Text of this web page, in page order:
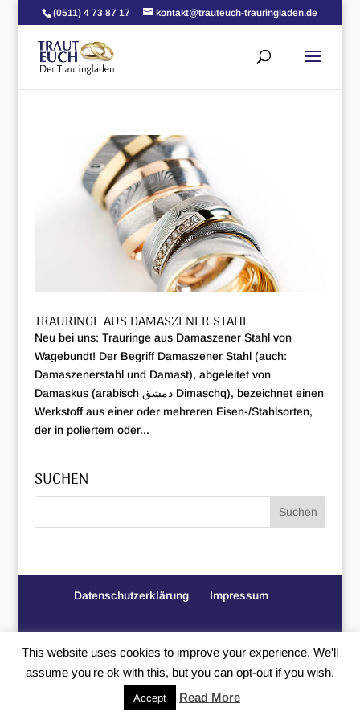
(0511) 4 73 87 17 kontakt@trauteuch-trauringladen.de
TRAURINGE AUS DAMASZENER STAHL
Neu bei uns: Trauringe aus Damaszener Stahl von
Wagebundt! Der Begriff Damaszener Stahl (auch:
Damaszenerstahl und Damast), abgeleitet von
Damaskus (arabisch دمشق Dimaschq), bezeichnet einen
Werkstoff aus einer oder mehreren Eisen-/Stahlsorten,
der in poliertem oder...
SUCHEN
Datenschutzerklärung Impressum
Werbeagentur
This website uses cookies to improve your experience. We'll
assume you're ok with this, but you can opt-out if you wish.
Accept Read More